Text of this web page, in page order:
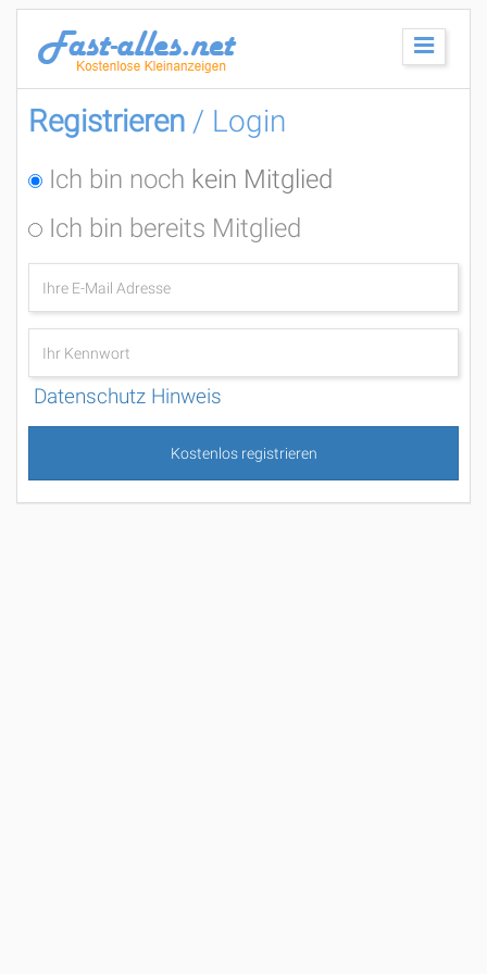
Registrieren / Login
Ich bin noch kein Mitglied
Ich bin bereits Mitglied
Datenschutz Hinweis
Kostenlos registrieren